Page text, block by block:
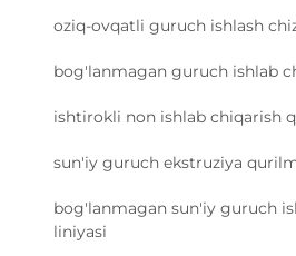
oziq-ovqatli guruch ishlash
bog'lanmagan guruch ishlab
ishtirokli non ishlab chiqarish
sun'iy guruch ekstruziya
bog'lanmagan sun'iy guruch
liniyasi